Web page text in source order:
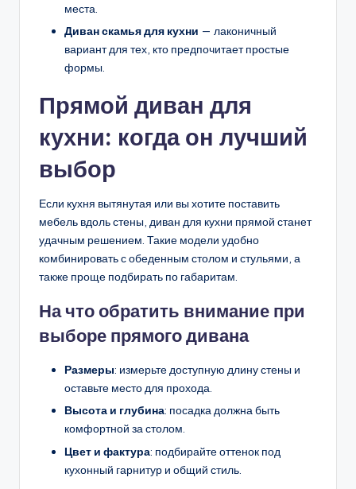
места.
Диван скамья для кухни — лаконичный
вариант для тех, кто предпочитает простые
формы.
Прямой диван для
кухни: когда он лучший
выбор
Если кухня вытянутая или вы хотите поставить
мебель вдоль стены, диван для кухни прямой станет
удачным решением. Такие модели удобно
комбинировать с обеденным столом и стульями, а
также проще подбирать по габаритам.
На что обратить внимание при
выборе прямого дивана
Размеры: измерьте доступную длину стены и
оставьте место для прохода.
Высота и глубина: посадка должна быть
комфортной за столом.
Цвет и фактура: подбирайте оттенок под
кухонный гарнитур и общий стиль.